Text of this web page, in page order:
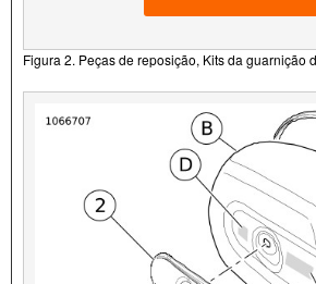
Figura 2. Peças de reposição, Kits da guarnição